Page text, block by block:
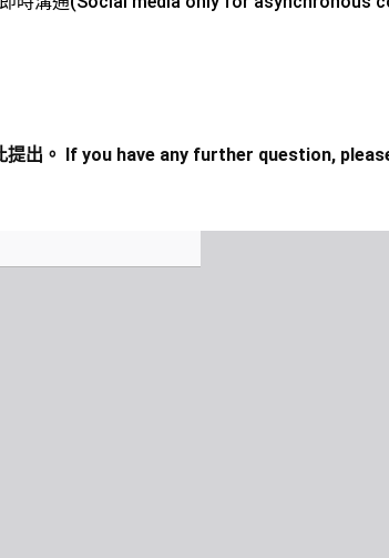
提出。 If you have any further question,